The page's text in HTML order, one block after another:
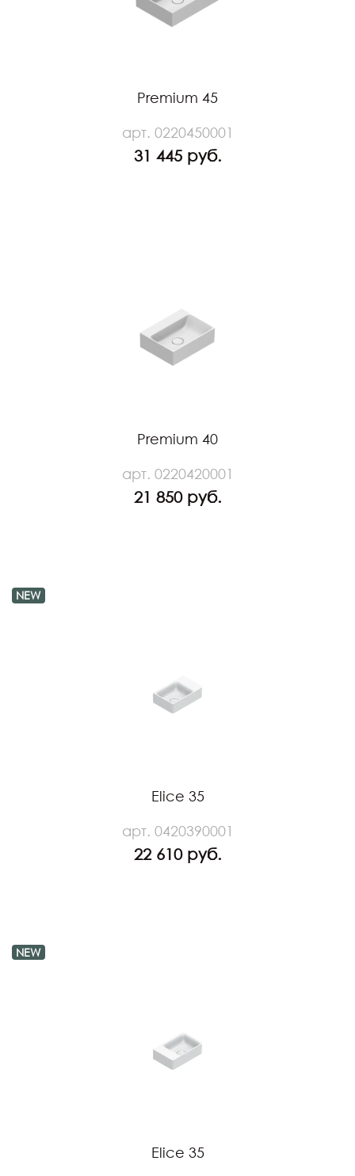
Premium 45
арт. 0220450001
31 445 руб.
Premium 40
арт. 0220420001
21 850 руб.
NEW
Elice 35
арт. 0420390001
22 610 руб.
NEW
Elice 35